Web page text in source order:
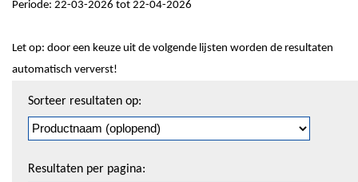
Periode: 22-03-2026 tot 22-04-2026
Let op: door een keuze uit de volgende lijsten worden de resultaten
automatisch ververst!
pagineren
Sorteer resultaten op:
Resultaten per pagina: